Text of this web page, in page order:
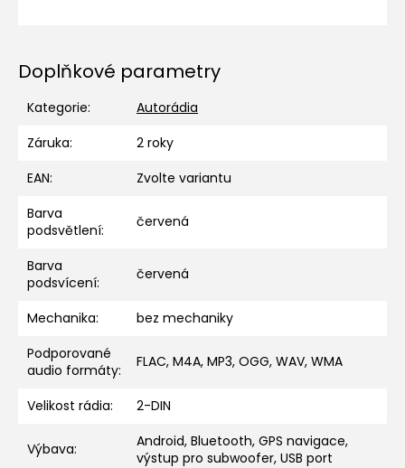
Doplňkové parametry
Kategorie:
Autorádia
Záruka:
2 roky
EAN:
Zvolte variantu
Barva
podsvětlení: červená
Barva
podsvícení: červená
Mechanika:
bez mechaniky
Podporované
audio formáty: FLAC, M4A, MP3, OGG, WAV, WMA
Velikost rádia: 2-DIN
Výbava:
Android, Bluetooth, GPS navigace,
výstup pro subwoofer, USB port